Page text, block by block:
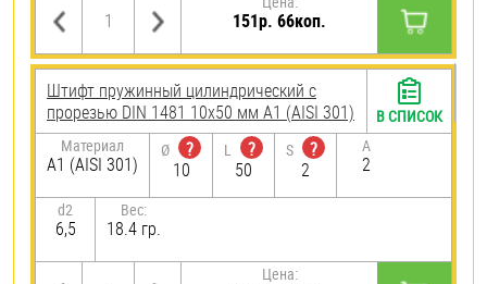
151р. 66коп.
Штифт пружинный цилиндрический с
прорезью DIN 1481 10х50 мм А1 (AISI 301)
Материал
А1 (AISI 301)
Ø
?
10
L
?
50
S
?
2
A
2
d2
6,5
Вес:
18.4 гр.
Цена:
В СПИСОК